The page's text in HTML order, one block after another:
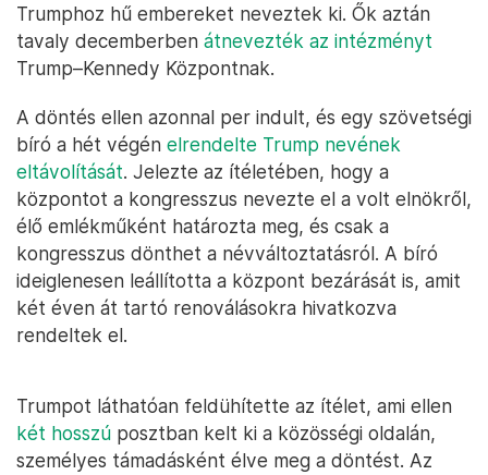
Trumphoz hű embereket neveztek ki. Ők aztán
tavaly decemberben átnevezték az intézményt
Trump–Kennedy Központnak.
A döntés ellen azonnal per indult, és egy szövetségi
bíró a hét végén elrendelte Trump nevének
eltávolítását. Jelezte az ítéletében, hogy a
központot a kongresszus nevezte el a volt elnökről,
élő emlékműként határozta meg, és csak a
kongresszus dönthet a névváltoztatásról. A bíró
ideiglenesen leállította a központ bezárását is, amit
két éven át tartó renoválásokra hivatkozva
rendeltek el.
Trumpot láthatóan feldühítette az ítélet, ami ellen
két hosszú posztban kelt ki a közösségi oldalán,
személyes támadásként élve meg a döntést. Az